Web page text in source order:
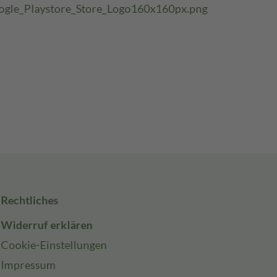
Rechtliches
Widerruf erklären
Cookie-Einstellungen
Impressum